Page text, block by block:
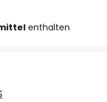
enthalten